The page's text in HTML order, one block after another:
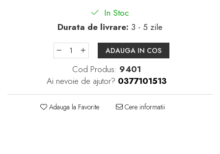
In Stoc
Durata de livrare: 3 - 5 zile
ADAUGA IN COS
Cod Produs: 9401
Ai nevoie de ajutor? 0377101513
Adauga la Favorite Cere informatii